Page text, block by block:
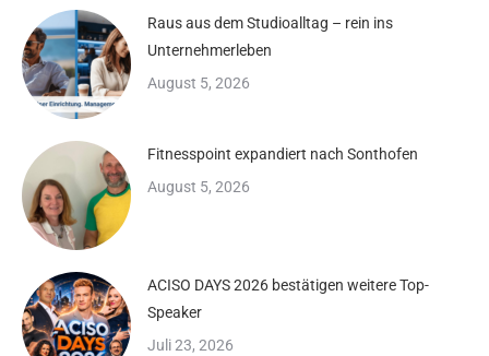
Raus aus dem Studioalltag – rein ins
Unternehmerleben
August 5, 2026
Fitnesspoint expandiert nach Sonthofen
August 5, 2026
ACISO DAYS 2026 bestätigen weitere Top-
Speaker
Juli 23, 2026